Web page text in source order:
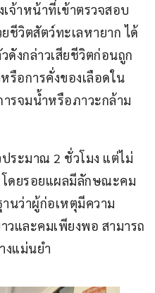
จ้าหน้าที่เข้าตรวจสอบ
วิตสัตว์ทะเลหายาก ได้
ดังกล่าวเสียชีวิตก่อนถูก
รือการคั่งของเลือดใน
รจมน้ำหรือภาวะกล้าม
ระมาณ 2 ชั่วโมง แต่ไม่
โดยรอยแผลมีลักษณะคม
นว่าผู้ก่อเหตุมีความ
และคมเพียงพอ สามารถ
งแม่นยำ